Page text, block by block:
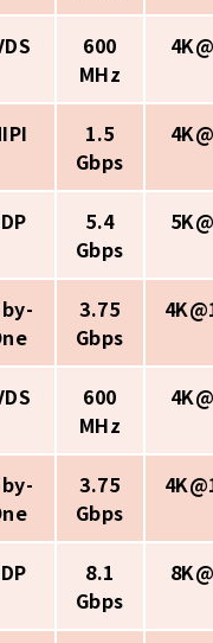
600
MHz
1.5
Gbps
5.4
Gbps
3.75
Gbps
600
MHz
3.75
Gbps
8.1
Gbps